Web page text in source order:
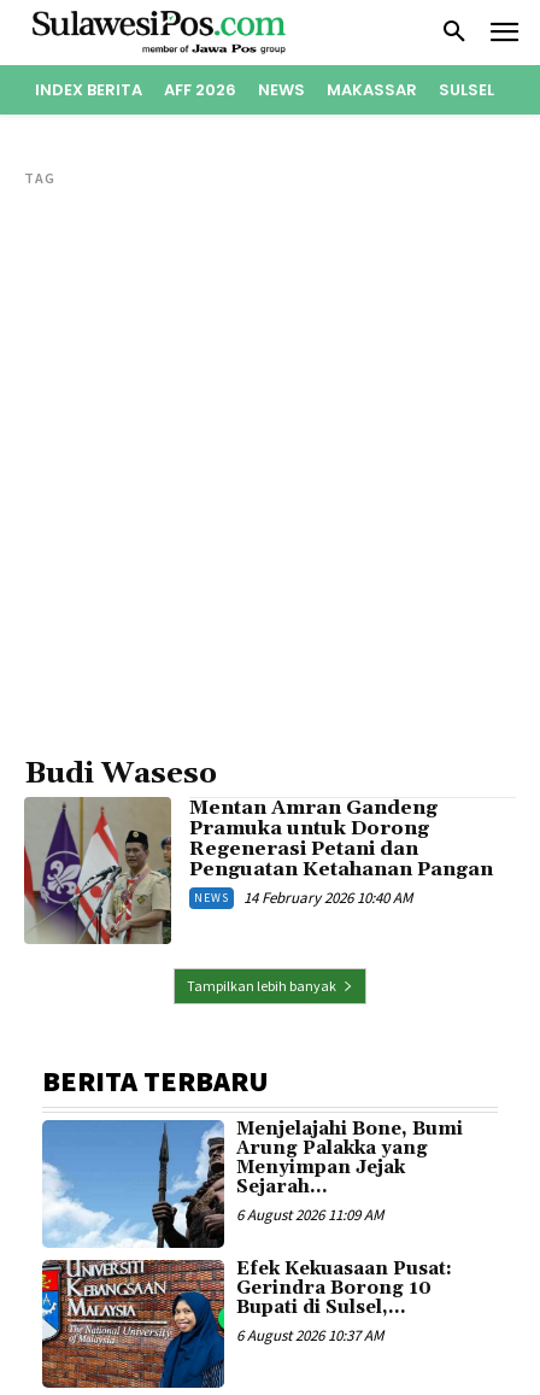
INDEX BERITA AFF 2026 NEWS MAKASSAR SULSEL
TAG
Budi Waseso
Mentan Amran Gandeng
Pramuka untuk Dorong
Regenerasi Petani dan
Penguatan Ketahanan Pangan
NEWS 14 February 2026 10:40 AM
Tampilkan lebih banyak
BERITA TERBARU
Menjelajahi Bone, Bumi
Arung Palakka yang
Menyimpan Jejak
Sejarah...
6 August 2026 11:09 AM
Efek Kekuasaan Pusat:
Gerindra Borong 10
Bupati di Sulsel,...
6 August 2026 10:37 AM